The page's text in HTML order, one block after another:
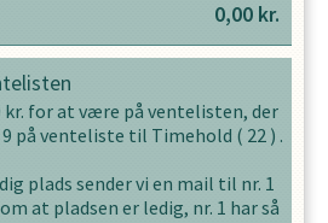
0,00 kr.
kr. for at være på ventelisten, der
9 på venteliste til Timehold ( 22) .
plads sender vi en mail til nr. 1
at pladsen er ledig, nr. 1 har så